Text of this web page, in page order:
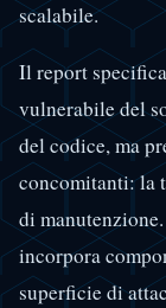
scalabile.
Il report
vulnerabile del
del codice, ma
concomitanti: la
di
incorpora
superficie di